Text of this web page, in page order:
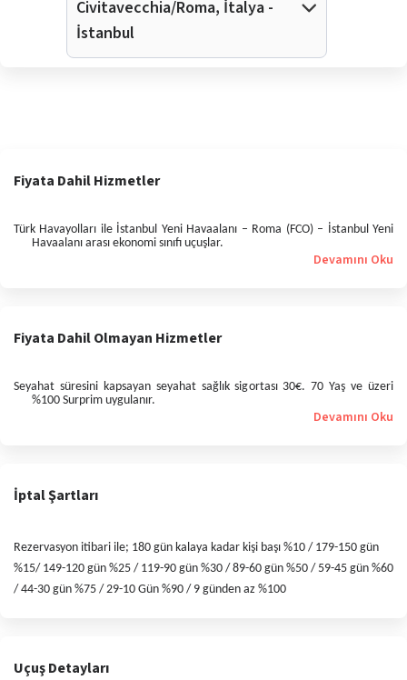
Civitavecchia/Roma, İtalya -
İstanbul
Fiyata Dahil Hizmetler
Türk Havayolları ile İstanbul Yeni Havaalanı – Roma (FCO) – İstanbul Yeni
Havaalanı arası ekonomi sınıfı uçuşlar.
Devamını Oku
Fiyata Dahil Olmayan Hizmetler
Seyahat süresini kapsayan seyahat sağlık sigortası 30€. 70 Yaş ve üzeri
%100 Surprim uygulanır.
Devamını Oku
İptal Şartları
Rezervasyon itibari ile; 180 gün kalaya kadar kişi başı %10 / 179-150 gün
%15/ 149-120 gün %25 / 119-90 gün %30 / 89-60 gün %50 / 59-45 gün %60
/ 44-30 gün %75 / 29-10 Gün %90 / 9 günden az %100
Uçuş Detayları